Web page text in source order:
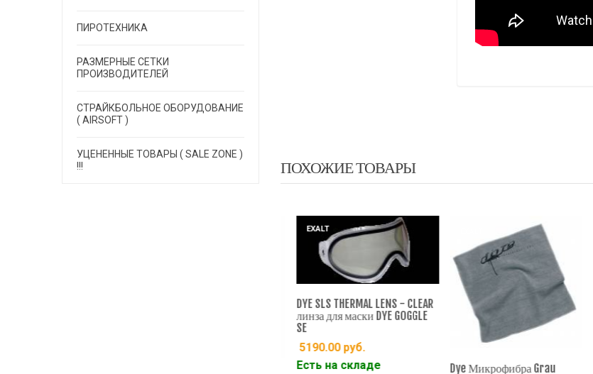
ПИРОТЕХНИКА
РАЗМЕРНЫЕ СЕТКИ
ПРОИЗВОДИТЕЛЕЙ
СТРАЙКБОЛЬНОЕ ОБОРУДОВАНИЕ
( AIRSOFT )
УЦЕНЕННЫЕ ТОВАРЫ ( SALE ZONE )
!!!
ПОХОЖИЕ ТОВАРЫ
EXALT
DYE SLS THERMAL LENS - CLEAR
линза для маски DYE GOGGLE
5190.00руб.
Есть на складе
Dye Микрофибра Grau